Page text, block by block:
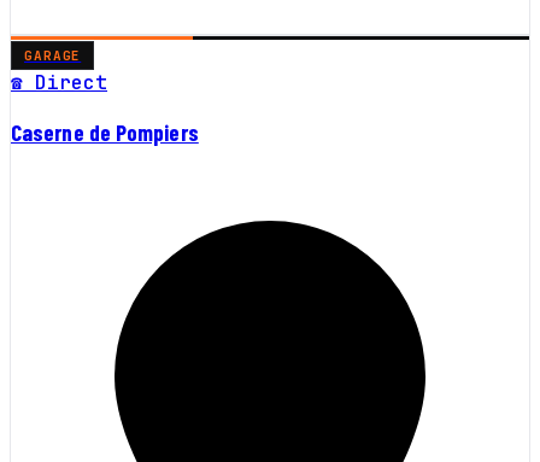
GARAGE
☎ Direct
Caserne de Pompiers